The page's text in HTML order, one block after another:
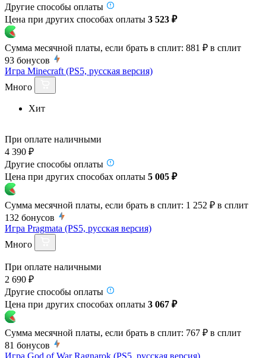
Другие способы оплаты
Цена при других способах оплаты 3 523 ₽
Сумма месячной платы, если брать в сплит: 881 ₽ в сплит
93 бонусов
Игра Minecraft (PS5, русская версия)
Много
Хит
При оплате наличными
4 390 ₽
Другие способы оплаты
Цена при других способах оплаты 5 005 ₽
Сумма месячной платы, если брать в сплит: 1 252 ₽ в сплит
132 бонусов
Игра Pragmata (PS5, русская версия)
Много
При оплате наличными
2 690 ₽
Другие способы оплаты
Цена при других способах оплаты 3 067 ₽
Сумма месячной платы, если брать в сплит: 767 ₽ в сплит
81 бонусов
Игра God of War Ragnarok (PS5, русская версия)